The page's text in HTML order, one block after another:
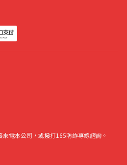
電本公司，或撥打165防詐專線諮詢。